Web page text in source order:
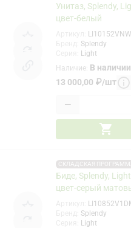
Унитаз, Splendy,
цвет-белый
LI10152VNW
Splendy
Light
Наличие: В наличии
13 000,00 ₽/шт
−
СКЛАДСКАЯ
Биде, Splendy,
цвет-серый
Splendy
Light